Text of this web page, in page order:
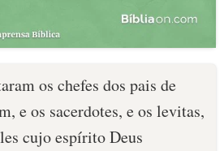
os chefes dos pais de
e os sacerdotes, e os levitas,
cujo espírito Deus